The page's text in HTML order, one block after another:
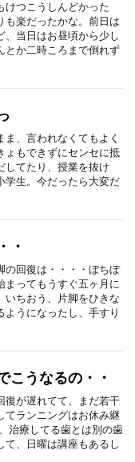
けつこうしんどかった
も楽だったかな。前日は
、当日はお昼頃から少し
とか二時ころまで倒れず
、言われなくてもよく
ょもできずにセンセに抵
してたり、授業を抜け
学生。今だったら大変だ
・
の回復は・・・・ぼちぼ
まってもうすぐ五ヶ月に
いちおう、片脚をひきな
うになったし、手すり
こうなるの・・
復が遅れてて、まだ若干
てランニングはお休み継
治療してる歯とは別の歯
て、日曜は講座もあるし